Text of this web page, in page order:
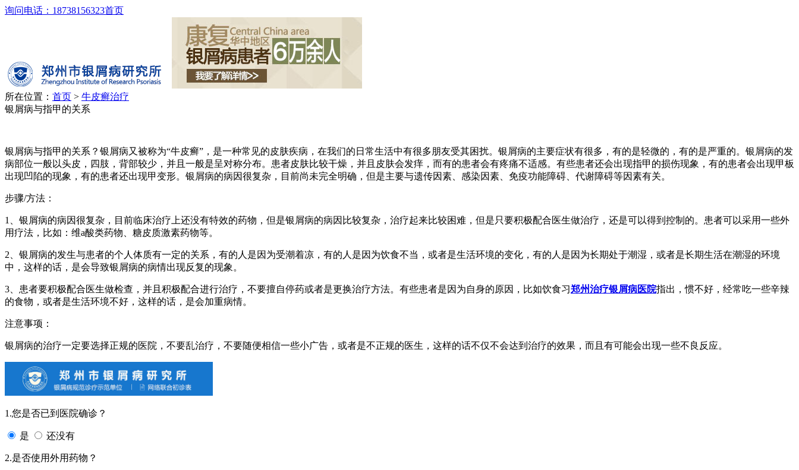
首页
询问电话：18738156323
所在位置： 首页 > 牛皮癣治疗
银屑病与指甲的关系
银屑病与指甲的关系？银屑病又被称为“牛皮癣”，是一种常见的皮肤疾病，在我们的日常生活中有很多朋友受其困扰。银屑病的主要症状有很多，有的是轻微的，有的是严重的。银屑病的发
病部位一般以头皮，四肢，背部较少，并且一般是呈对称分布。患者皮肤比较干燥，并且皮肤会发痒，而有的患者会有疼痛不适感。有些患者还会出现指甲的损伤现象，有的患者会出现甲板
出现凹陷的现象，有的患者还出现甲变形。银屑病的病因很复杂，目前尚未完全明确，但是主要与遗传因素、感染因素、免疫功能障碍、代谢障碍等因素有关。
步骤/方法：
1、银屑病的病因很复杂，目前临床治疗上还没有特效的药物，但是银屑病的病因比较复杂，治疗起来比较困难，但是只要积极配合医生做治疗，还是可以得到控制的。患者可以采用一些外
用疗法，比如：维a酸类药物、糖皮质激素药物等。
2、银屑病的发生与患者的个人体质有一定的关系，有的人是因为受潮着凉，有的人是因为饮食不当，或者是生活环境的变化，有的人是因为长期处于潮湿，或者是长期生活在潮湿的环境
中，这样的话，是会导致银屑病的病情出现反复的现象。
3、患者要积极配合医生做检查，并且积极配合进行治疗，不要擅自停药或者是更换治疗方法。有些患者是因为自身的原因，比如饮食习郑州治疗银屑病医院指出，惯不好，经常吃一些辛辣
的食物，或者是生活环境不好，这样的话，是会加重病情。
注意事项：
银屑病的治疗一定要选择正规的医院，不要乱治疗，不要随便相信一些小广告，或者是不正规的医生，这样的话不仅不会达到治疗的效果，而且有可能会出现一些不良反应。
1.您是否已到医院确诊？
是 还没有
2.是否使用外用药物？